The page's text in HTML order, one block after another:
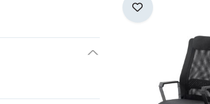
kancelarijsku stolicu onlineili nas posetite u
garancija na sve modele.